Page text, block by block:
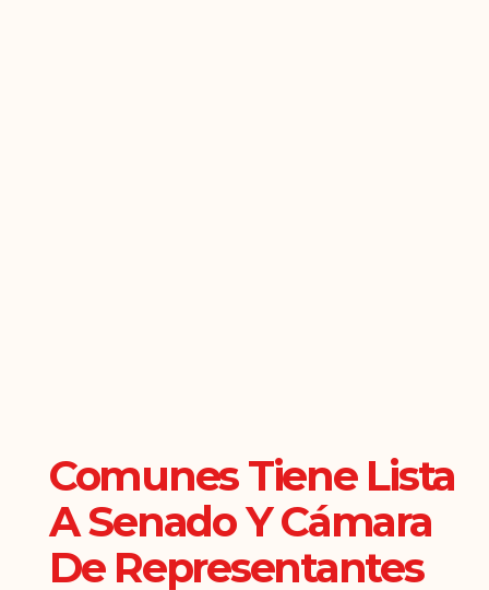
Comunes Tiene Lista
A Senado Y Cámara
De Representantes